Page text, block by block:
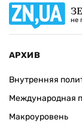
не
АРХИВ
Внутренняя
Международная
Макроуровень